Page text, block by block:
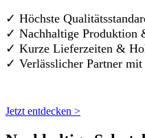
✓ Höchste
✓ Nachhaltige Produktion
✓ Kurze Lieferzeiten &
✓ Verlässlicher Partner
Jetzt entdecken >